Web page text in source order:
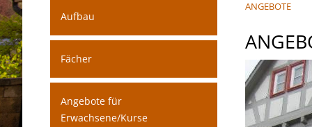
Aufbau
Fächer
Angebote für
Erwachsene/Kurse
ANGEBOTE